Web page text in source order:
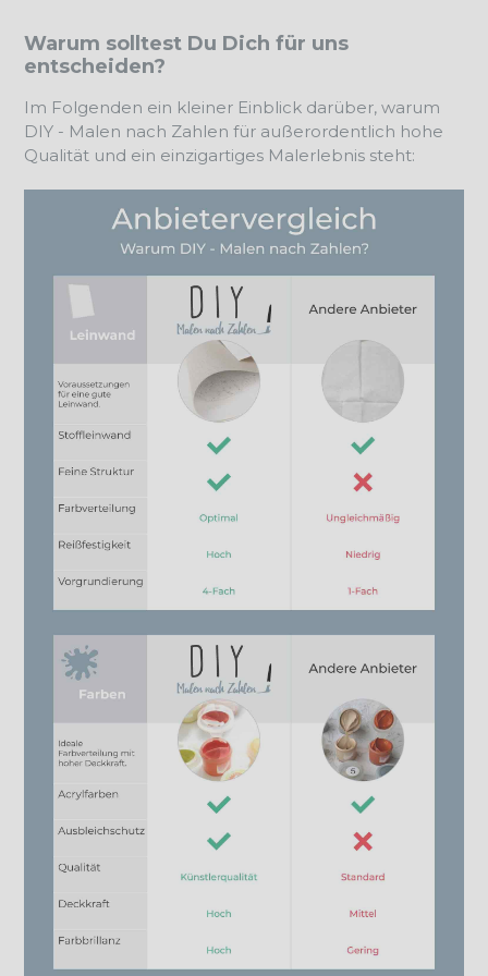
Warum solltest Du Dich für uns
entscheiden?
Im Folgenden ein kleiner Einblick darüber, warum
DIY - Malen nach Zahlen für außerordentlich hohe
Qualität und ein einzigartiges Malerlebnis steht: